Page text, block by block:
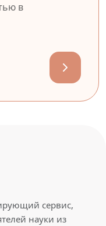
в
сервис,
науки из